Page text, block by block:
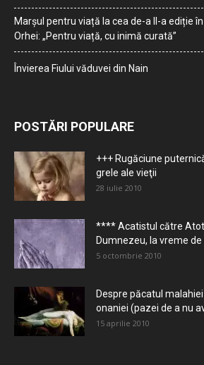
Marșul pentru viață la cea de-a II-a ediție în
Orhei: „Pentru viață, cu inimă curată”
Învierea Fiului văduvei din Nain
POSTĂRI POPULARE
+++ Rugăciune
grele ale vieţii
28 iulie 2010
**** Acatistul către
Dumnezeu, la vreme de
5 octombrie 2010
Despre păcatul
onaniei (pazei de a nu
15 aprilie 2010